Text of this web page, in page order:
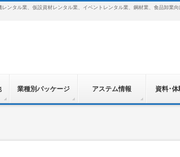
ンタル業、仮設資材レンタル業、イベントレンタル業、鋼材業、食品卸業
業種別パッケージ アステム情報 資料･